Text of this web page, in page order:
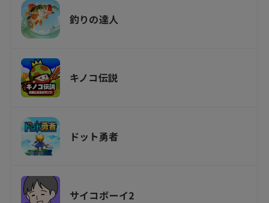
釣りの達人
キノコ伝説
ドット勇者
サイコボーイ2